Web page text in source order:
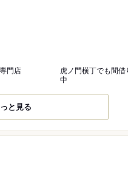
門店
虎ノ門横丁でも間借
中
と見る